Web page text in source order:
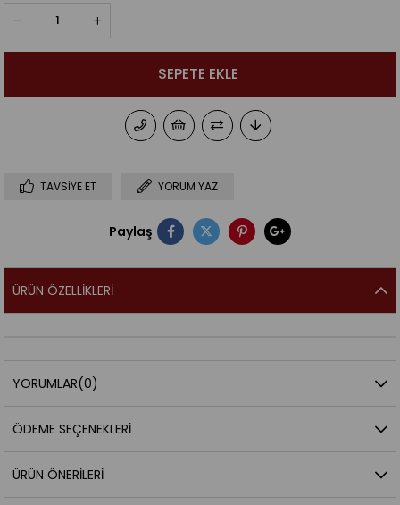
TAVSIYE ET YORUM YAZ
Paylaş
ÜRÜN ÖZELLIKLERI
YORUMLAR(0)
ÖDEME SEÇENEKLERI
ÜRÜN ÖNERILERI